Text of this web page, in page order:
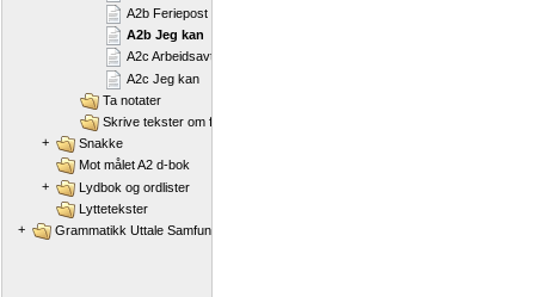
A2b Feriepost
A2b Jeg kan
A2c Arbeidsavtale
A2c Jeg kan
Ta notater
Skrive tekster om familien min, hjemstedet mitt, byen min, skolen min eller
+
Snakke
Mot målet A2 d-bok
+
Lydbok og ordlister
Lyttetekster
+
Grammatikk Uttale Samfunnskunnskap